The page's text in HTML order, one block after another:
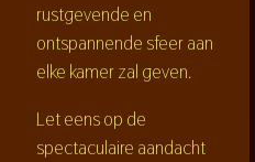
rustgevende en
ontspannende sfeer aan
elke kamer zal geven.
Let eens op de
spectaculaire aandacht